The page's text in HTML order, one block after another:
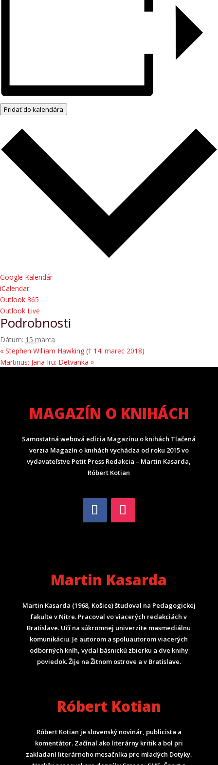
Pridať do kalendára
Google Kalendár
iCalendar
Outlook 365
Outlook Live
Podrobnosti
Dátum: 15 marca
« Stephen William Hawking († 14. marec 2018)
Martinus: Jana Iru: Detvanka »
MAGAZÍN O KNIHÁCH
Samostatná webová edícia Magazínu o knihách Tlačená
verzia Magazín o knihách vychádza od roku 2015 vo
vydavateľstve Petit Press Redakcia – Martin Kasarda,
Róbert Kotian
Martin Kasarda
Martin Kasarda (1968, Košice) študoval na Pedagogickej
fakulte v Nitre. Pracoval vo viacerých redakciách v
Bratislave. Učí na súkromnej univerzite masmediálnu
komunikáciu. Je autorom a spoluautorom viacerých
odborných kníh, vydal básnickú zbierku a dve knihy
poviedok. Žije na Žitnom ostrove a v Bratislave.
Róbert Kotian
Róbert Kotian je slovenský novinár, publicista a
komentátor. Začínal ako literárny kritik a bol pri
zakladaní literárneho mesačníka pre mladých Dotyky.